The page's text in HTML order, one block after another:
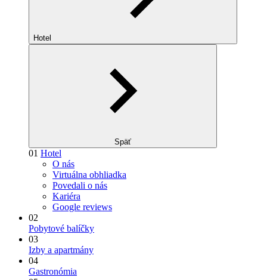
Hotel
Späť
01 Hotel
O nás
Virtuálna obhliadka
Povedali o nás
Kariéra
Google reviews
02
Pobytové balíčky
03
Izby a apartmány
04
Gastronómia